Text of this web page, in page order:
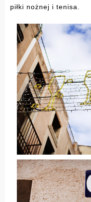
piłki nożnej i tenisa.